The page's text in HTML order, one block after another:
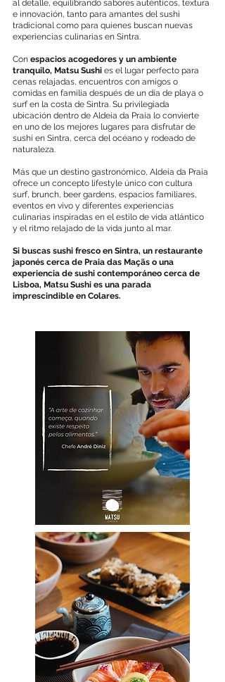
al detalle, equilibrando sabores auténticos, textura
e innovación, tanto para amantes del sushi
tradicional como para quienes buscan nuevas
experiencias culinarias en Sintra.
Con espacios acogedores y un ambiente
tranquilo, Matsu Sushi es el lugar perfecto para
cenas relajadas, encuentros con amigos o
comidas en familia después de un día de playa o
surf en la costa de Sintra. Su privilegiada
ubicación dentro de Aldeia da Praia lo convierte
en uno de los mejores lugares para disfrutar de
sushi en Sintra, cerca del océano y rodeado de
naturaleza.
Más que un destino gastronómico, Aldeia da Praia
ofrece un concepto lifestyle único con cultura
surf, brunch, beer gardens, espacios familiares,
eventos en vivo y diferentes experiencias
culinarias inspiradas en el estilo de vida atlántico
y el ritmo relajado de la vida junto al mar.
Si buscas sushi fresco en Sintra, un restaurante
japonés cerca de Praia das Maçãs o una
experiencia de sushi contemporáneo cerca de
Lisboa, Matsu Sushi es una parada
imprescindible en Colares.